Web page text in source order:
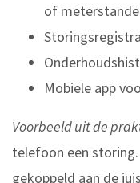
of
Mobiele app
Voorbeeld uit de
telefoon een
gekoppeld aan de